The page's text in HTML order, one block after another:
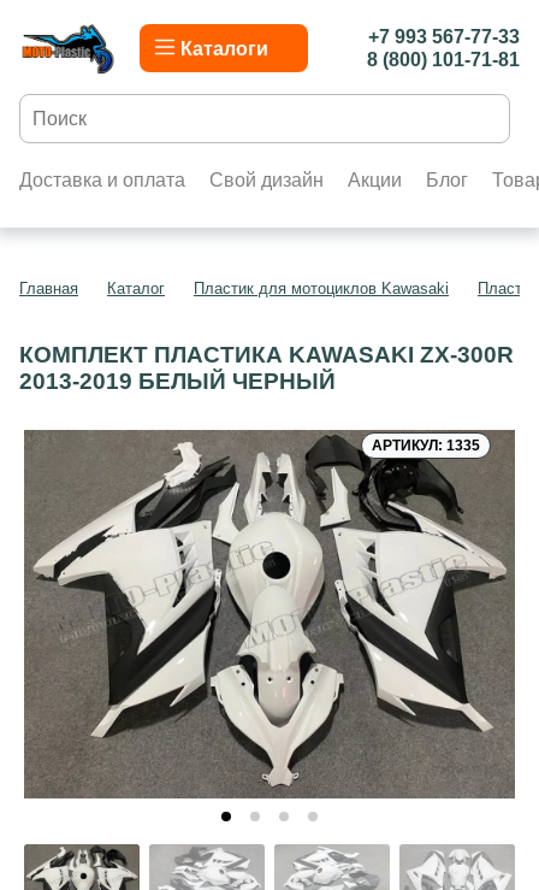
Каталоги
+7 993 567-77-33
8 (800) 101-71-81
Доставка и оплата Свой дизайн Акции Блог
Главная Каталог Пластик для мотоциклов Kawasaki
КОМПЛЕКТ ПЛАСТИКА KAWASAKI ZX-300R
2013-2019 БЕЛЫЙ ЧЕРНЫЙ
АРТИКУЛ: 1335